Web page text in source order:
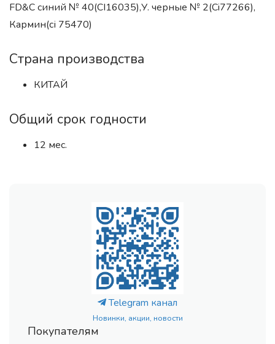
FD&C синий № 40(CI16035),У. черные № 2(Ci77266),
Кармин(сі 75470)
Страна производства
КИТАЙ
Общий срок годности
12 мес.
Telegram канал
Новинки, акции, новости
Покупателям